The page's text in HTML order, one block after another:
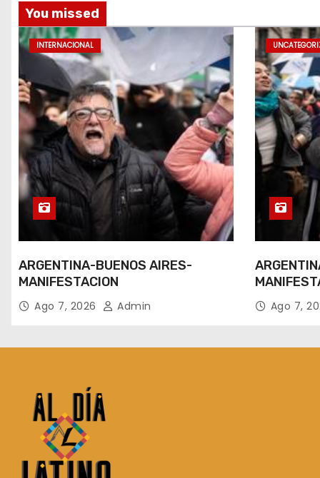
You missed
INTERNACIONAL
ARGENTINA-BUENOS AIRES-
MANIFESTACION
Ago 7, 2026 Admin Ago 7,